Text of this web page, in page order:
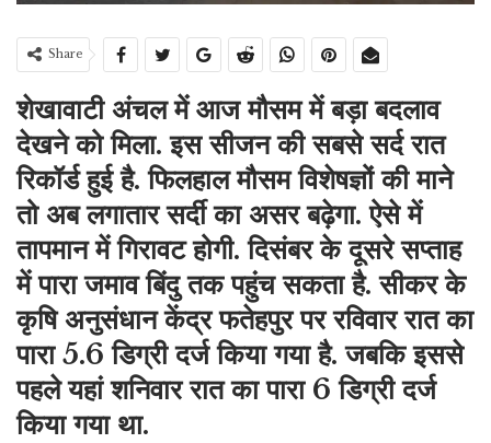
Share
शेखावाटी अंचल में आज मौसम में बड़ा बदलाव
देखने को मिला. इस सीजन की सबसे सर्द रात
रिकॉर्ड हुई है. फिलहाल मौसम विशेषज्ञों की माने
तो अब लगातार सर्दी का असर बढ़ेगा. ऐसे में
तापमान में गिरावट होगी. दिसंबर के दूसरे सप्ताह
में पारा जमाव बिंदु तक पहुंच सकता है. सीकर के
कृषि अनुसंधान केंद्र फतेहपुर पर रविवार रात का
पारा 5.6 डिग्री दर्ज किया गया है. जबकि इससे
पहले यहां शनिवार रात का पारा 6 डिग्री दर्ज
किया गया था.